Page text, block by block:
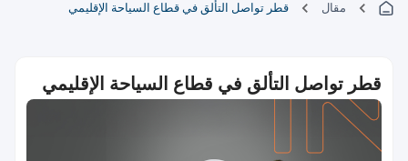
مقال قطر تواصل التألق في قطاع السياحة الإقليمي
قطر تواصل التألق في قطاع السياحة الإقليمي